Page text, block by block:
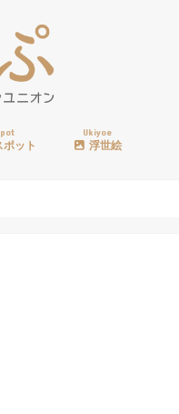
ポット
Ukiyoe
浮世絵